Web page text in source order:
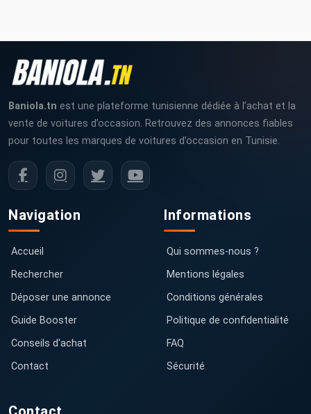
Baniola.tn est une plateforme tunisienne dédiée à l’achat et la
vente de voitures d’occasion. Retrouvez des annonces fiables
pour toutes les marques de voitures d’occasion en Tunisie.
Navigation
Accueil
Rechercher
Déposer une annonce
Guide Booster
Conseils d'achat
Contact
Informations
Qui sommes-nous ?
Mentions légales
Conditions générales
Politique de confidentialité
FAQ
Sécurité